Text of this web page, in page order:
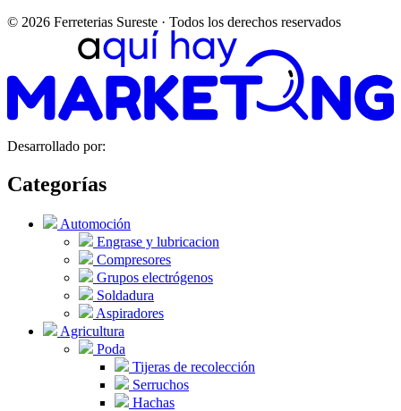
© 2026 Ferreterias Sureste · Todos los derechos reservados
Desarrollado por:
Categorías
Automoción
Engrase y lubricacion
Compresores
Grupos electrógenos
Soldadura
Aspiradores
Agricultura
Poda
Tijeras de recolección
Serruchos
Hachas